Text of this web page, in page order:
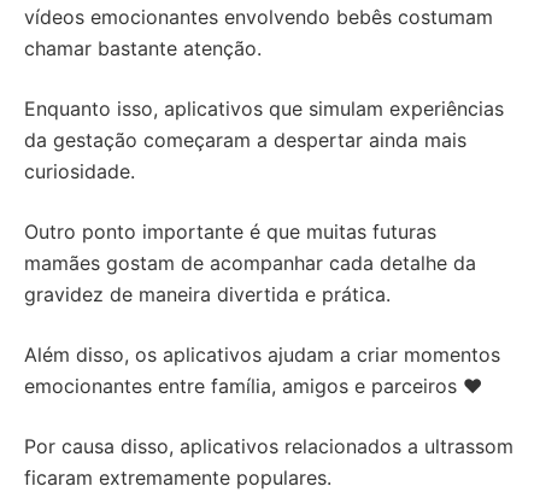
vídeos emocionantes envolvendo bebês costumam
chamar bastante atenção.
Enquanto isso, aplicativos que simulam experiências
da gestação começaram a despertar ainda mais
curiosidade.
Outro ponto importante é que muitas futuras
mamães gostam de acompanhar cada detalhe da
gravidez de maneira divertida e prática.
Além disso, os aplicativos ajudam a criar momentos
emocionantes entre família, amigos e parceiros ❤️
Por causa disso, aplicativos relacionados a ultrassom
ficaram extremamente populares.